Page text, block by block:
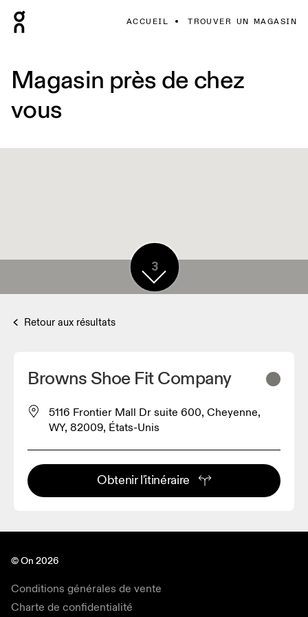
ACCUEIL TROUVER UN MAGASIN
Magasin près de chez
vous
3
Retour aux résultats
Browns Shoe Fit Company
5116 Frontier Mall Dr suite 600, Cheyenne,
WY, 82009, États-Unis
Obtenir l'itinéraire
© On 2026
Conditions générales de vente
Charte de confidentialité